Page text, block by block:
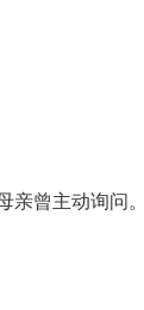
曾主动询问。